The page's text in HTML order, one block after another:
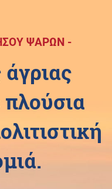
ΨΑΡΩΝ -